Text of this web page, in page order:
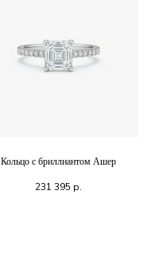
Кольцо с бриллиантом Ашер
231 395 р.